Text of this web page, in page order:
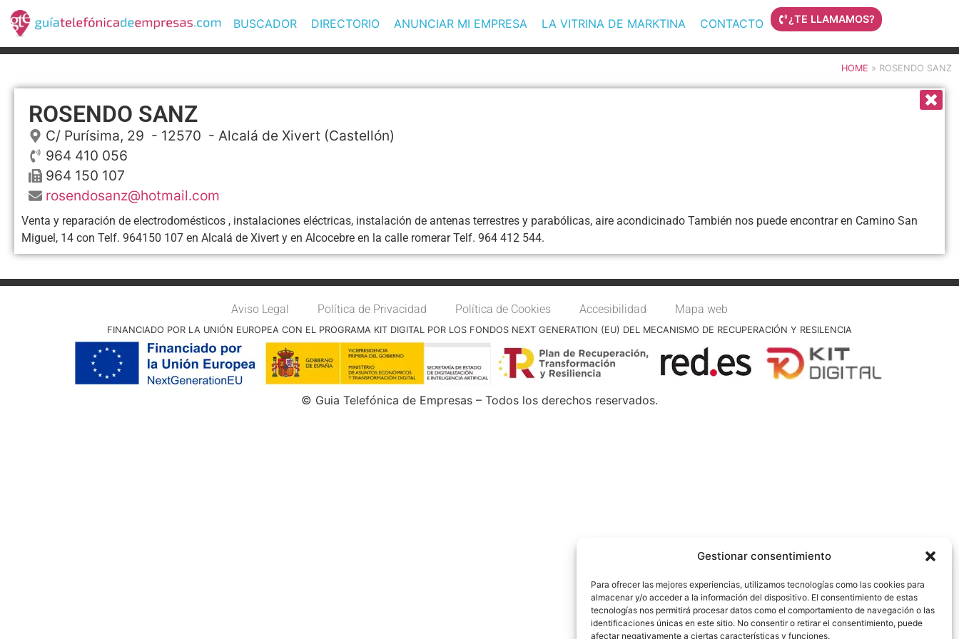
Gestionar consentimiento
Para ofrecer las mejores experiencias, utilizamos tecnologías como las cookies para
almacenar y/o acceder a la información del dispositivo. El consentimiento de estas
tecnologías nos permitirá procesar datos como el comportamiento de navegación o las
identificaciones únicas en este sitio. No consentir o retirar el consentimiento, puede
afectar negativamente a ciertas características y funciones.
BUSCADOR DIRECTORIO ANUNCIAR MI EMPRESA LA VITRINA DE MARKTINA CONTACTO ¿TE LLAMAMOS?
HOME » ROSENDO SANZ
ROSENDO SANZ
C/ Purísima, 29 - 12570 -Alcalá de Xivert (Castellón)
964 410 056
964 150 107
rosendosanz@hotmail.com
Venta y reparación de electrodomésticos , instalaciones eléctricas, instalación de antenas terrestres y parabólicas, aire acondicinado También nos puede encontrar en Camino San
Miguel, 14 con Telf. 964150 107 en Alcalá de Xivert y en Alcocebre en la calle romerar Telf. 964 412 544.
Aviso Legal Política de Privacidad Política de Cookies Accesibilidad Mapa web
FINANCIADO POR LA UNIÓN EUROPEA CON EL PROGRAMA KIT DIGITAL POR LOS FONDOS NEXT GENERATION (EU) DEL MECANISMO DE RECUPERACIÓN Y RESILENCIA
© Guia Telefónica de Empresas – Todos los derechos reservados.